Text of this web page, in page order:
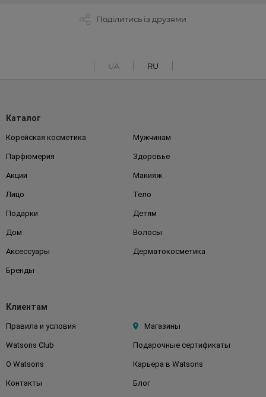
Поділитись із друзями
UA RU
Каталог
Корейская косметика Мужчинам
Парфюмерия Здоровье
Акции Макияж
Лицо Тело
Подарки Детям
Дом Волосы
Аксессуары Дерматокосметика
Бренды
Клиентам
Правила и условия Магазины
Watsons Club Подарочные сертификаты
О Watsons Карьера в Watsons
Контакты Блог